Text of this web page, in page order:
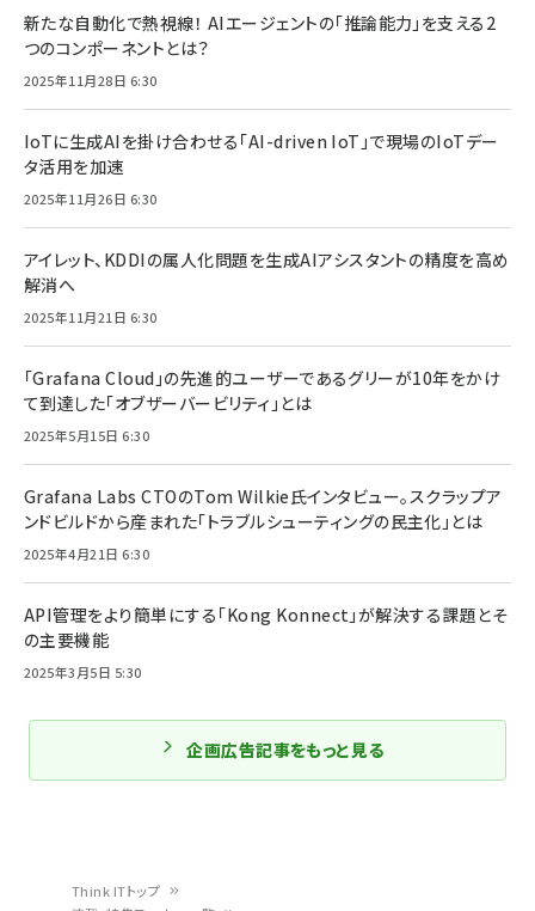
Think ITトップ
新たな自動化で熱視線！ AIエージェントの「推論能力」を支える2
つのコンポーネントとは？
2025年11月28日 6:30
IoTに生成AIを掛け合わせる「AI-driven IoT」で現場のIoTデー
タ活用を加速
2025年11月26日 6:30
アイレット、KDDIの属人化問題を生成AIアシスタントの精度を高め
解消へ
2025年11月21日 6:30
「Grafana Cloud」の先進的ユーザーであるグリーが10年をかけ
て到達した「オブザーバービリティ」とは
2025年5月15日 6:30
Grafana Labs CTOのTom Wilkie氏インタビュー。スクラップア
ンドビルドから産まれた「トラブルシューティングの民主化」とは
2025年4月21日 6:30
API管理をより簡単にする「Kong Konnect」が解決する課題とそ
の主要機能
2025年3月5日 5:30
企画広告記事をもっと見る